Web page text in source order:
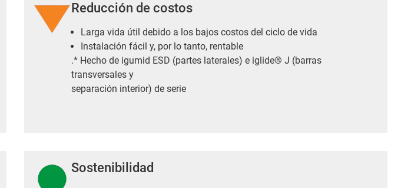
Reducción de costos
Larga vida útil debido a los bajos costos del ciclo de vida
Instalación fácil y, por lo tanto, rentable
.* Hecho de igumid ESD (partes laterales) e iglide® J (barras
transversales y
separación interior) de serie
Sostenibilidad